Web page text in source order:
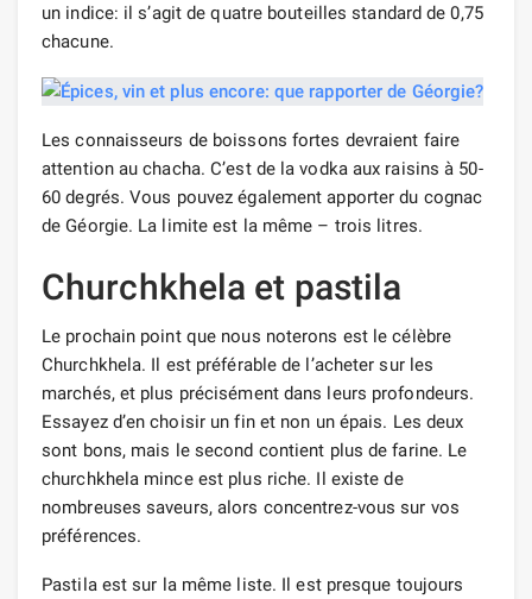
un indice: il s’agit de quatre bouteilles standard de 0,75
chacune.
Les connaisseurs de boissons fortes devraient faire
attention au chacha. C’est de la vodka aux raisins à 50-
60 degrés. Vous pouvez également apporter du cognac
de Géorgie. La limite est la même – trois litres.
Churchkhela et pastila
Le prochain point que nous noterons est le célèbre
Churchkhela. Il est préférable de l’acheter sur les
marchés, et plus précisément dans leurs profondeurs.
Essayez d’en choisir un fin et non un épais. Les deux
sont bons, mais le second contient plus de farine. Le
churchkhela mince est plus riche. Il existe de
nombreuses saveurs, alors concentrez-vous sur vos
préférences.
Pastila est sur la même liste. Il est presque toujours